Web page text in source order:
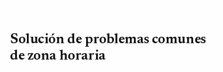
Solución de problemas comunes
de zona horaria